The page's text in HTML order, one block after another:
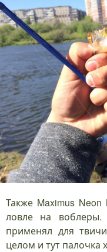
Также Maximus
ловле на
применял для
целом и тут палочка